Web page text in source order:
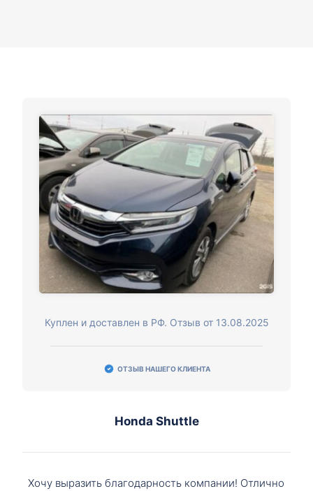
Куплен и доставлен в РФ. Отзыв от 13.08.2025
ОТЗЫВ НАШЕГО КЛИЕНТА
Honda Shuttle
Хочу выразить благодарность компании! Отлично